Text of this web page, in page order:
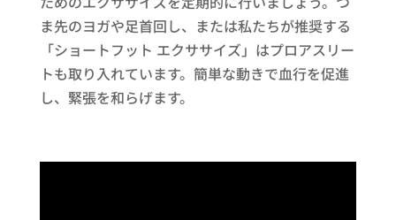
ま先のヨガや足首回し、または私たちが推奨する
「ショートフット エクササイズ」はプロアスリー
トも取り入れています。簡単な動きで血行を促進
し、緊張を和らげます。